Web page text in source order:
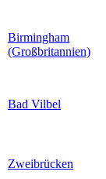
Birmingham
(Großbritannien)
Bad Vilbel
Zweibrücken